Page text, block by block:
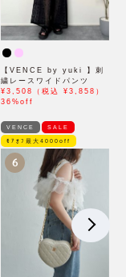
【VENCE by yuki 】刺
繍レースワイドパンツ
¥3,508（税込 ¥3,858）
36%off
VENCE SALE
ﾓｱｵﾌ最大4000off
6